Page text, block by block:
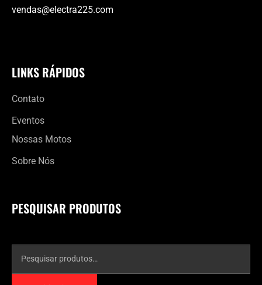
vendas@electra225.com
LINKS RÁPIDOS
Contato
Eventos
Nossas Motos
Sobre Nós
PESQUISAR PRODUTOS